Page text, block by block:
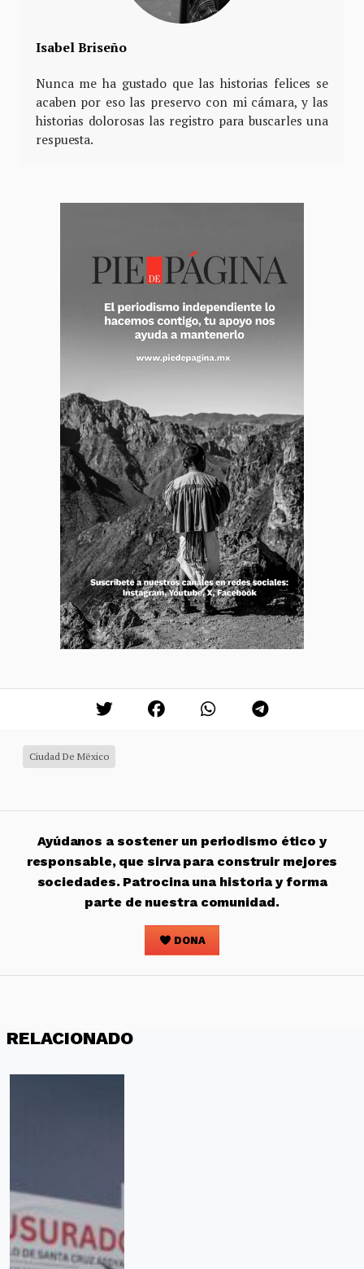
Isabel Briseño
Nunca me ha gustado que las historias felices se
acaben por eso las preservo con mi cámara, y las
historias dolorosas las registro para buscarles una
respuesta.
Ciudad De Mëxico
Ayúdanos a sostener un periodismo ético y
responsable, que sirva para construir mejores
sociedades. Patrocina una historia y forma
parte de nuestra comunidad.
DONA
RELACIONADO